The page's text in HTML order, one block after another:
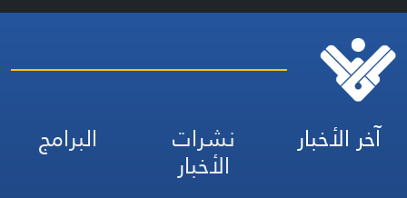
آخر الأخبار نشرات
الأخبار
البرامج